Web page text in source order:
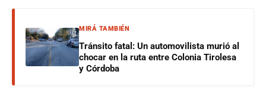
MIRÁ TAMBIÉN
Tránsito fatal: Un automovilista murió al
chocar en la ruta entre Colonia Tirolesa
y Córdoba